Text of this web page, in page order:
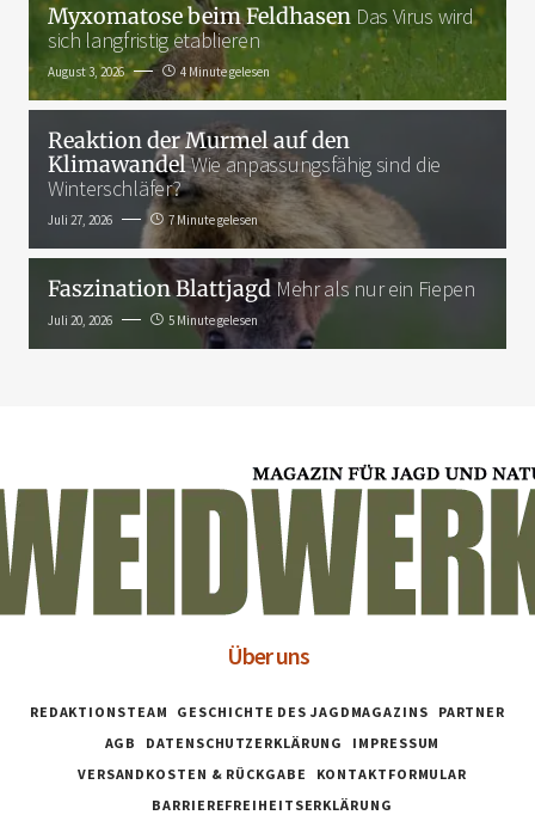
Myxomatose beim Feldhasen Das Virus wird
sich langfristig etablieren
August 3, 2026 4 Minute gelesen
Reaktion der Murmel auf den
KlimawandelWie anpassungsfähig sind die
Winterschläfer?
Juli 27, 2026 7 Minute gelesen
Faszination BlattjagdMehr als nur ein Fiepen
Juli 20, 2026 5 Minute gelesen
Über uns
REDAKTIONSTEAM GESCHICHTE DES JAGDMAGAZINS
PARTNER
AGB
DATENSCHUTZERKLÄRUNG
IMPRESSUM
VERSANDKOSTEN & RÜCKGABE
KONTAKTFORMULAR
BARRIEREFREIHEITSERKLÄRUNG